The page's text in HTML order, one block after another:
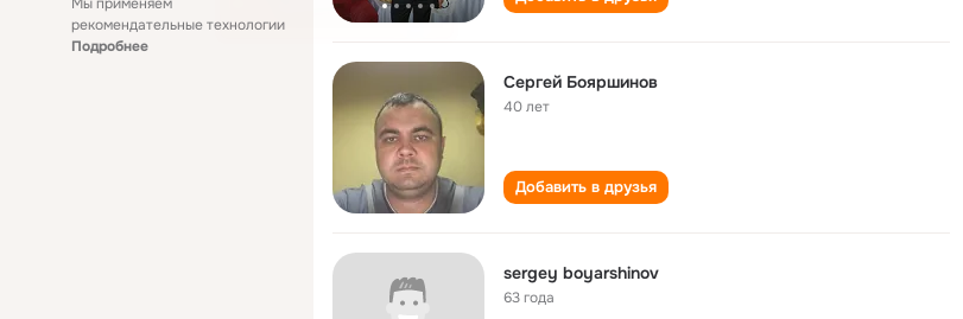
рекомендательные технологии
Подробнее
Сергей Бояршинов
40 лет
Добавить в друзья
sergey boyarshinov
63 года